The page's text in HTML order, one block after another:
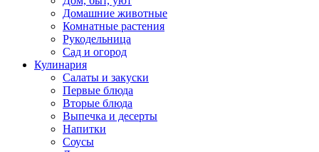
Домашние животные
Комнатные растения
Рукодельница
Сад и огород
Кулинария
Салаты и закуски
Первые блюда
Вторые блюда
Выпечка и десерты
Напитки
Соусы